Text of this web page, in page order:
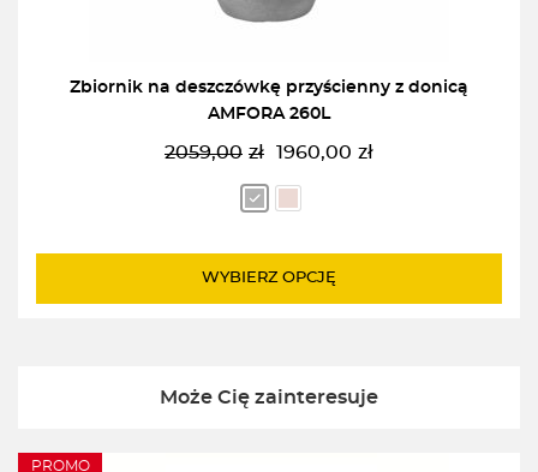
Zbiornik na deszczówkę przyścienny z donicą
AMFORA 260L
2059,00 zł
Pierwotna
cena
wynosiła:
1960,00 zł
Aktualna
cena
wynosi:
WYBIERZ OPCJĘ
Może Cię zainteresuje
PROMO